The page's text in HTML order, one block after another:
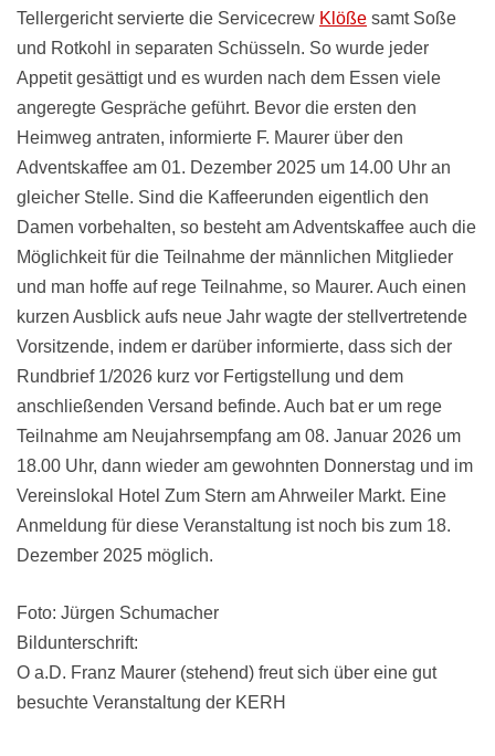
Tellergericht servierte die Servicecrew Klöße samt Soße
und Rotkohl in separaten Schüsseln. So wurde jeder
Appetit gesättigt und es wurden nach dem Essen viele
angeregte Gespräche geführt. Bevor die ersten den
Heimweg antraten, informierte F. Maurer über den
Adventskaffee am 01. Dezember 2025 um 14.00 Uhr an
gleicher Stelle. Sind die Kaffeerunden eigentlich den
Damen vorbehalten, so besteht am Adventskaffee auch die
Möglichkeit für die Teilnahme der männlichen Mitglieder
und man hoffe auf rege Teilnahme, so Maurer. Auch einen
kurzen Ausblick aufs neue Jahr wagte der stellvertretende
Vorsitzende, indem er darüber informierte, dass sich der
Rundbrief 1/2026 kurz vor Fertigstellung und dem
anschließenden Versand befinde. Auch bat er um rege
Teilnahme am Neujahrsempfang am 08. Januar 2026 um
18.00 Uhr, dann wieder am gewohnten Donnerstag und im
Vereinslokal Hotel Zum Stern am Ahrweiler Markt. Eine
Anmeldung für diese Veranstaltung ist noch bis zum 18.
Dezember 2025 möglich.
Foto: Jürgen Schumacher
Bildunterschrift:
O a.D. Franz Maurer (stehend) freut sich über eine gut
besuchte Veranstaltung der KERH